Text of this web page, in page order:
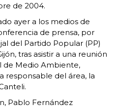
de 2004.
ayer a los medios de
de prensa, por
del Partido Popular (PP)
tras asistir a una reunión
de Medio Ambiente,
responsable del área, la
Pablo Fernández